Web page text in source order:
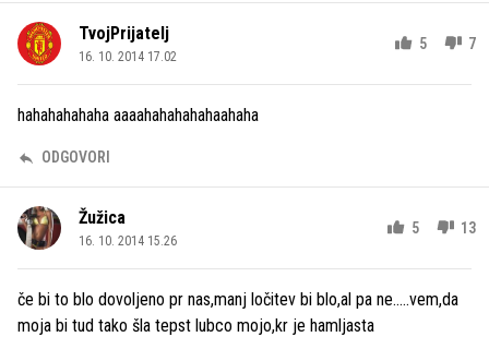
TvojPrijatelj
16. 10. 2014 17.02
5 7
hahahahahaha aaaahahahahahaahaha
ODGOVORI
Žužica
16. 10. 2014 15.26
5 13
če bi to blo dovoljeno pr nas,manj ločitev bi blo,al pa ne.....vem,da
moja bi tud tako šla tepst lubco mojo,kr je hamljasta